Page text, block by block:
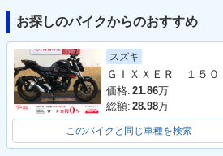
2021年 GIXXER 25
0・カラーチェンジ
2020年 GIXXER 25
0・新登場
お探しのバイクからのおすすめ
スズキ
ＧＩＸＸＥＲ １５０
価格: 21.86万
総額: 28.98万
このバイクと同じ車種を検索